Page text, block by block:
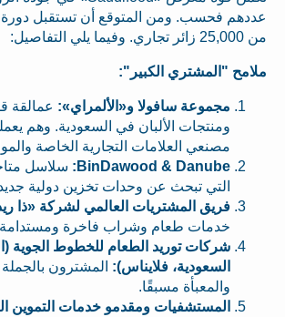
من 25,000 زائر تجاري. وفيما يلي التفاصيل:
ملامح "المشتري الكبير":
مجموعة سافولا و«الألمراي»: عمالقة
ومنتجات الألبان في السعودية. وهم
مصنعي العلامات التجارية الخاصة
BinDawood & Danube:
سلاسل
التي تبحث عن وحدات تخزين دولية
فريق المشتريات العالمي لشركة «ذا
خدمات طعام وشراب فاخرة ومستدامة
شركات توريد الطعام للخطوط الجوية
السعودية، فلايناس): المشترون
والمعبأة مسبقًا.
المستشفيات ومقدمو خدمات التموين